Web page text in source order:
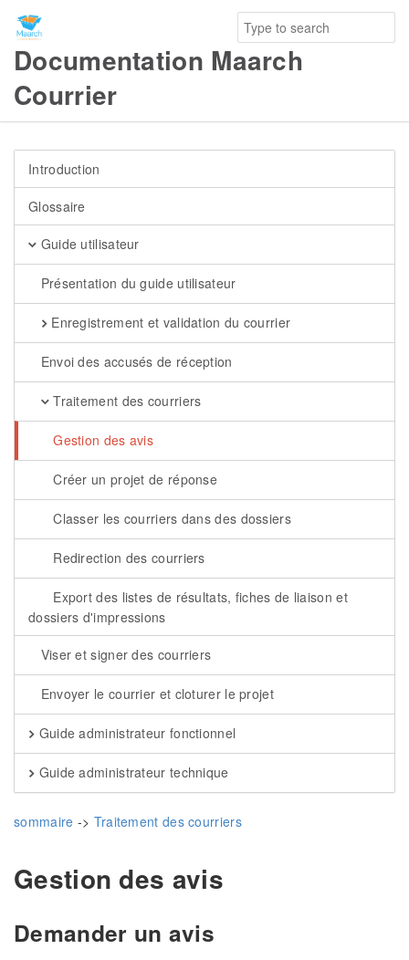
Documentation Maarch
Courrier
Introduction
Glossaire
Guide utilisateur
Présentation du guide utilisateur
Enregistrement et validation du courrier
Envoi des accusés de réception
Traitement des courriers
Gestion des avis
Créer un projet de réponse
Classer les courriers dans des dossiers
Redirection des courriers
Export des listes de résultats, fiches de liaison et
dossiers d'impressions
Viser et signer des courriers
Envoyer le courrier et cloturer le projet
Guide administrateur fonctionnel
Guide administrateur technique
sommaire -> Traitement des courriers
Gestion des avis
Demander un avis